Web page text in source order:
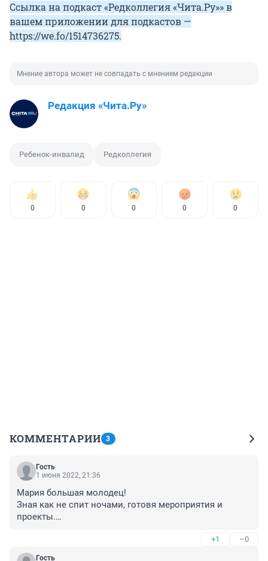
Ссылка на подкаст «Редколлегия «Чита.Ру»» в
вашем приложении для подкастов —
https://we.fo/1514736275.
Мнение автора может не совпадать с мнением редакции
Редакция «Чита.Ру»
Ребенок-инвалид Редколлегия
0 0 0 0 0
КОММЕНТАРИИ 3
Гость
1 июня 2022, 21:36
Мария большая молодец!
Зная как не спит ночами, готовя мероприятия и
проекты.
+1 –0
Гость